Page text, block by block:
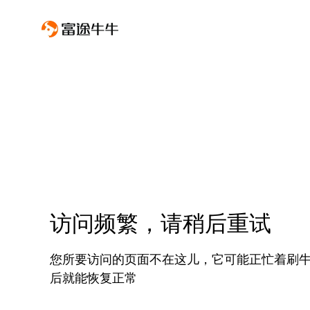
访问频繁，请稍后重试
您所要访问的页面不在这儿，它可能正忙着刷
后就能恢复正常